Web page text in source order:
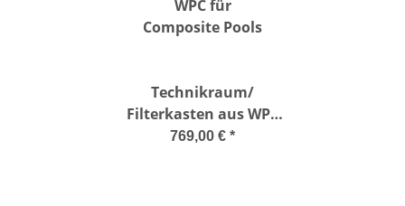
Technikraum/
Filterkasten aus WPC
für Composite Pools
769,00 € *